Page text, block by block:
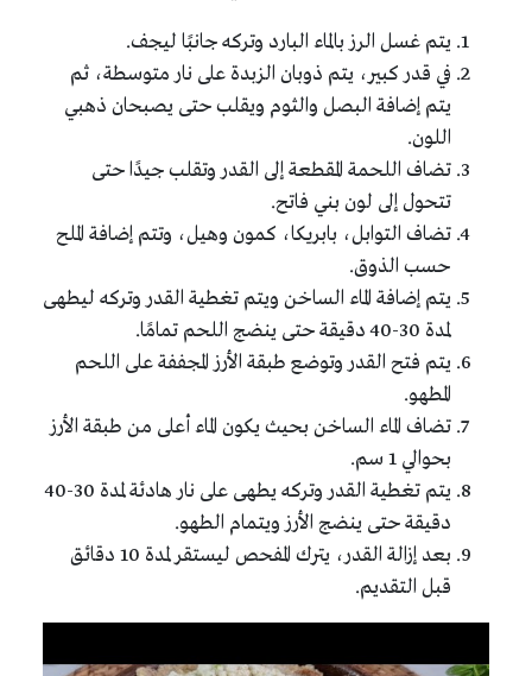
يتم غسل الرز بالماء البارد وتركه جانبًا ليجف.
في قدر كبير، يتم ذوبان الزبدة على نار متوسطة، ثم
يتم إضافة البصل والثوم ويقلب حتى يصبحان ذهبي
اللون.
تضاف اللحمة المقطعة إلى القدر وتقلب جيدًا حتى
تتحول إلى لون بني فاتح.
تضاف التوابل، بابريكا، كمون وهيل، وتتم إضافة الملح
حسب الذوق.
يتم إضافة الماء الساخن ويتم تغطية القدر وتركه ليطهى
لمدة 30-40 دقيقة حتى ينضج اللحم تمامًا.
يتم فتح القدر وتوضع طبقة الأرز المجففة على اللحم
المطهو.
تضاف الماء الساخن بحيث يكون الماء أعلى من طبقة الأرز
بحوالي 1 سم.
يتم تغطية القدر وتركه يطهى على نار هادئة لمدة 30-40
دقيقة حتى ينضج الأرز ويتمام الطهو.
بعد إزالة القدر، يترك المفحص ليستقر لمدة 10 دقائق
قبل التقديم.